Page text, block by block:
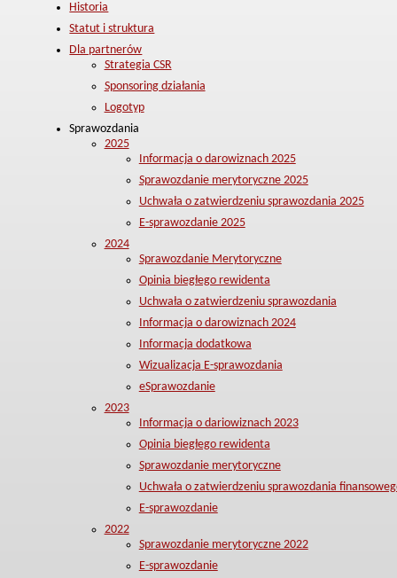
Historia
Statut i struktura
Dla partnerów
Strategia CSR
Sponsoring działania
Logotyp
Sprawozdania
2025
Informacja o darowiznach 2025
Sprawozdanie merytoryczne 2025
Uchwała o zatwierdzeniu sprawozdania 2025
E-sprawozdanie 2025
2024
Sprawozdanie Merytoryczne
Opinia biegłego rewidenta
Uchwała o zatwierdzeniu sprawozdania
Informacja o darowiznach 2024
Informacja dodatkowa
Wizualizacja E-sprawozdania
eSprawozdanie
2023
Informacja o dariowiznach 2023
Opinia biegłego rewidenta
Sprawozdanie merytoryczne
Uchwała o zatwierdzeniu sprawozdania
E-sprawozdanie
2022
Sprawozdanie merytoryczne 2022
E-sprawozdanie